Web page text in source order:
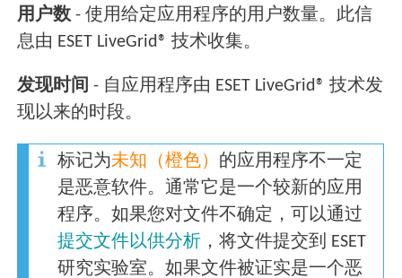
用户数 - 使用给定应用程序的用户数量。此信
息由 ESET LiveGrid® 技术收集。
发现时间 - 自应用程序由 ESET LiveGrid® 技术发
现以来的时段。
标记为未知（橙色） 的应用程序不一定
是恶意软件。通常它是一个较新的应用
程序。如果您对文件不确定，可以通过
提交文件以供分析 ，将文件提交到 ESET
研究实验室。如果文件被证实是一个恶